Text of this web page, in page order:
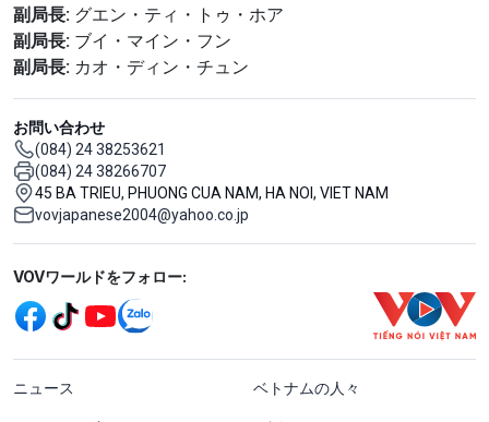
副局長: グエン・ティ・トゥ・ホア
副局長: ブイ・マイン・フン
副局長: カオ・ディン・チュン
お問い合わせ
(084) 24 38253621
(084) 24 38266707
45 BA TRIEU, PHUONG CUA NAM, HA NOI, VIET NAM
vovjapanese2004@yahoo.co.jp
Mạng xã hội
VOVワールドをフォロー:
menu footer tiếng Nhật
ニュース ベトナムの人々